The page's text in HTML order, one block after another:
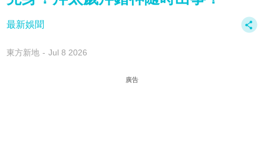
最新娛聞
東方新地 Jul 8 2026
廣告